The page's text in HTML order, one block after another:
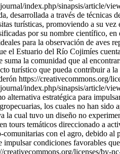
index.php/sinapsis/article/
desarrollada a través de
turísticas, promoviendo a su
por su nombre científico,
para la observación de aves
el Estuario del Río Cojimíes
suma la comunidad que al
turístico que pueda contribuir a
https://creativecommons.org/
index.php/sinapsis/article/
alternativa estratégica para
los cuales no han
la cual tuvo un diseño no
tours temáticos direccionado a
con el agro, debido al
impulsar condiciones favorables
creativecommons.org/licenses/by-